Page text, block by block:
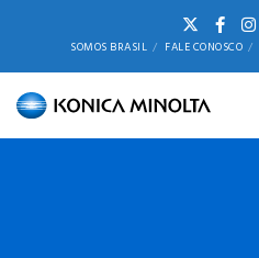
SOMOS BRASIL FALE CONOSCO